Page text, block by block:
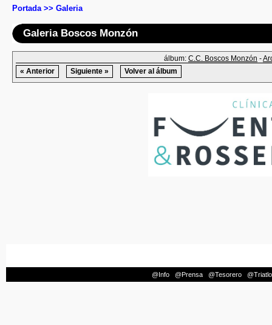
Portada >> Galeria
Galeria Boscos Monzón
álbum: C.C. Boscos Monzón -
« Anterior
Siguiente » Volver al álbum
@Info @Prensa @Tesorero